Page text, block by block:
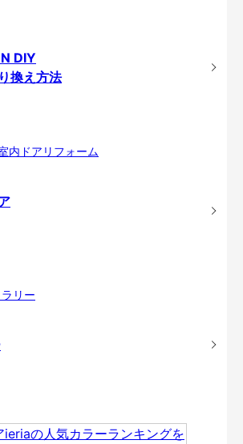
DIY
換え方法